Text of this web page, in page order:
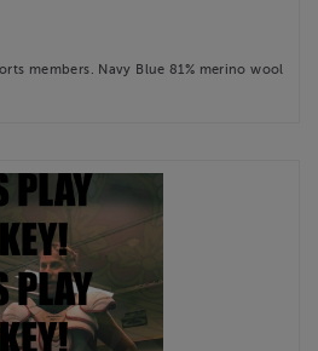
members. Navy Blue 81% merino wool